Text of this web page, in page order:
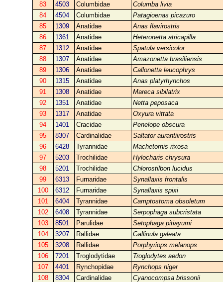
83
4503 Columbidae
Columba livia
84
4504 Columbidae
Patagioenas picazuro
85
1309 Anatidae
Anas flavirostris
86
1361 Anatidae
Heteronetta atricapilla
87
1312 Anatidae
Spatula versicolor
88
1307 Anatidae
Amazonetta brasiliensis
89
1306 Anatidae
Callonetta leucophrys
90
1315 Anatidae
Anas platyrhynchos
91
1308 Anatidae
Mareca sibilatrix
92
1351 Anatidae
Netta peposaca
93
1317 Anatidae
Oxyura vittata
94
1401 Cracidae
Penelope obscura
95
8307 Cardinalidae
Saltator aurantiirostris
96
6428 Tyrannidae
Machetornis rixosa
97
5203 Trochilidae
Hylocharis chrysura
98
5201 Trochilidae
Chlorostilbon lucidus
99
6313 Furnaridae
Synallaxis frontalis
100
6312 Furnaridae
Synallaxis spixi
101
6404 Tyrannidae
Camptostoma obsoletum
102
6408 Tyrannidae
Serpophaga subcristata
103
8501 Parulidae
Setophaga pitiayumi
104
3207 Rallidae
Gallinula galeata
105
3208 Rallidae
Porphyriops melanops
106
7201 Troglodytidae
Troglodytes aedon
107
4401 Rynchopidae
Rynchops niger
108
8304 Cardinalidae
Cyanocompsa brissonii